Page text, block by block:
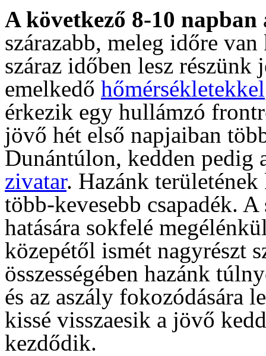
A következő 8-10 napban
szárazabb, meleg időre
száraz időben lesz
emelkedő hőmérsékletekkel
érkezik egy hullámzó
jövő hét első napjaiban
Dunántúlon, kedden
zivatar. Hazánk
több-kevesebb csapadék.
hatására sokfelé
közepétől ismét nagyrészt
összességében hazánk
és az aszály fokozódására
kissé visszaesik a jövő
kezdődik.